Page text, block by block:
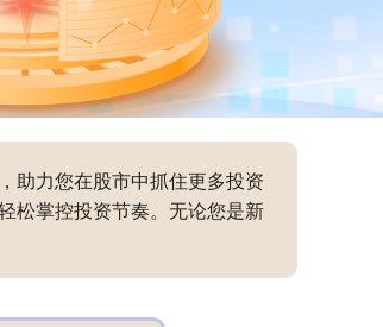
助力您在股市中抓住更多投资
松掌控投资节奏。无论您是新